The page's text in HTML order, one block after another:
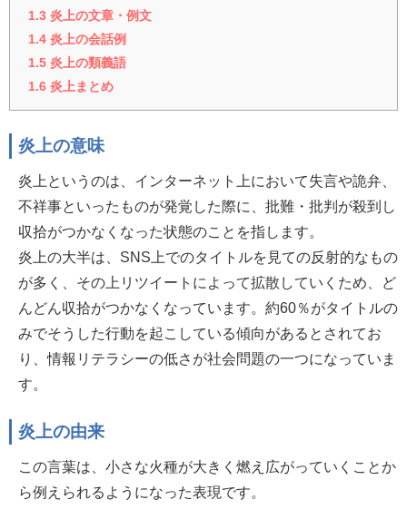
1.3 炎上の文章・例文
1.4 炎上の会話例
1.5 炎上の類義語
1.6 炎上まとめ
炎上の意味
炎上というのは、インターネット上において失言や詭弁、
不祥事といったものが発覚した際に、批難・批判が殺到し
収拾がつかなくなった状態のことを指します。
炎上の大半は、SNS上でのタイトルを見ての反射的なもの
が多く、その上リツイートによって拡散していくため、ど
んどん収拾がつかなくなっています。約60％がタイトルの
みでそうした行動を起こしている傾向があるとされてお
り、情報リテラシーの低さが社会問題の一つになっていま
す。
炎上の由来
この言葉は、小さな火種が大きく燃え広がっていくことか
ら例えられるようになった表現です。